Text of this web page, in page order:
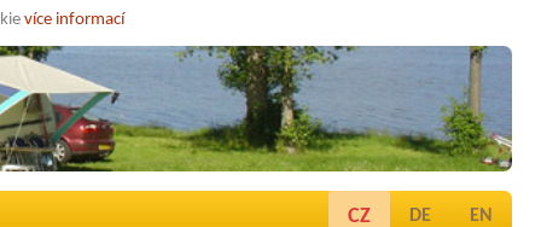
více informací
CZ DE EN